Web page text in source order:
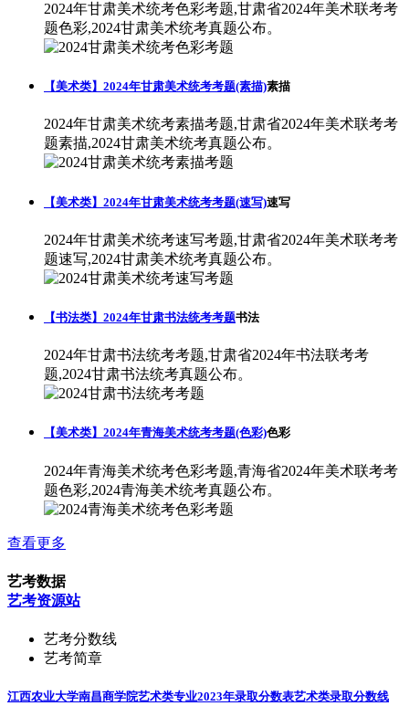
2024年甘肃美术统考色彩考题,甘肃省2024年美术联考考
题色彩,2024甘肃美术统考真题公布。
【美术类】2024年甘肃美术统考考题(素描)素描
2024年甘肃美术统考素描考题,甘肃省2024年美术联考考
题素描,2024甘肃美术统考真题公布。
【美术类】2024年甘肃美术统考考题(速写)速写
2024年甘肃美术统考速写考题,甘肃省2024年美术联考考
题速写,2024甘肃美术统考真题公布。
【书法类】2024年甘肃书法统考考题书法
2024年甘肃书法统考考题,甘肃省2024年书法联考考
题,2024甘肃书法统考真题公布。
【美术类】2024年青海美术统考考题(色彩)色彩
2024年青海美术统考色彩考题,青海省2024年美术联考考
题色彩,2024青海美术统考真题公布。
查看更多
艺考数据
艺考资源站
艺考分数线
艺考简章
江西农业大学南昌商学院艺术类专业2023年录取分数表艺术类录取分数线